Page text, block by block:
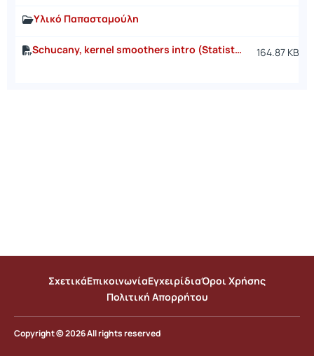
Υλικό Παπασταμούλη
Schucany, kernel smoothers intro (Statistical Science, 2004).pdf 164.87 KB
ΣχετικάΕπικοινωνίαΕγχειρίδιαΌροι Χρήσης
Πολιτική Απορρήτου
Copyright © 2026 All rights reserved